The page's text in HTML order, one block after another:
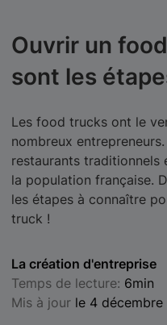
Ouvrir un
sont les
Les food trucks ont le
nombreux
restaurants traditionnels
la population française.
les étapes à connaître
truck !
La création d'entreprise
Temps de lecture: 6min
Mis à jour le 4